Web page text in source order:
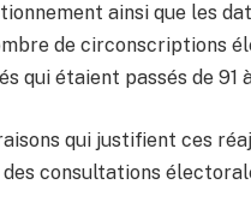
ainsi que les
de circonscriptions
qui étaient passés de 91 à
qui justifient ces
consultations